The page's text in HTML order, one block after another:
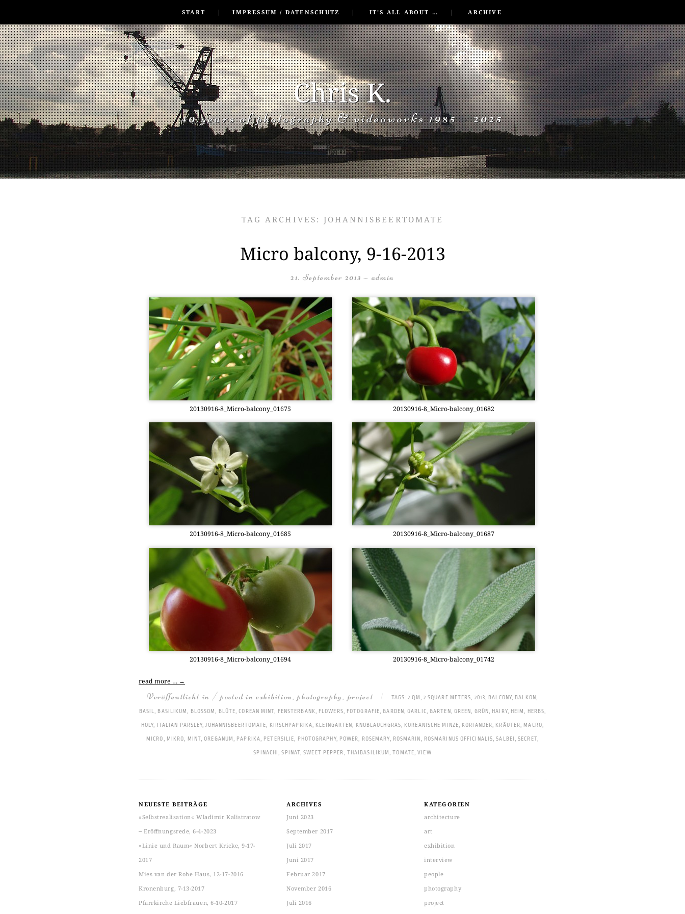
START
IMPRESSUM / DATENSCHUTZ IT’S ALL ABOUT … ARCHIVE
Chris K.
40 years of photography & videoworks 1985 – 2025
TAG ARCHIVES: JOHANNISBEERTOMATE
Micro balcony, 9-16-2013
21. September 2013 — admin
20130916-8_Mi­cro-bal­c­o­ny­_01675 20130916-8_Mi­cro-bal­c­o­ny­_01682
20130916-8_Mi­cro-bal­c­o­ny­_01685 20130916-8_Mi­cro-bal­c­o­ny­_01687
20130916-8_Mi­cro-bal­c­o­ny­_01694 20130916-8_Mi­cro-bal­c­o­ny­_01742
read more … →
Veröffentlicht in / posted inexhibition,photography, project TAGS:2 QM , 2 SQUARE METERS, 2013, BALCONY, BALKON,
BASIL, BASILIKUM, BLOSSOM, BLÜTE,COREAN MINT, FENSTERBANK, FLOWERS, FOTOGRAFIE,GARDEN,GARLIC,GARTEN, GREEN, GRÜN, HAIRY, HEIM, HERBS,
HOLY, ITALIAN PARSLEY,JOHANNISBEERTOMATE, KIRSCHPAPRIKA, KLEINGARTEN, KNOBLAUCHGRAS, KOREANISCHE MINZE, KORIANDER, KRÄUTER, MACRO,
MICRO, MIKRO, MINT,OREGANUM, PAPRIKA, PETERSILIE, PHOTOGRAPHY, POWER, ROSEMARY, ROSMARIN , ROSMARINUS OFFICINALIS,SALBEI ,SECRET,
SPINACHI,SPINAT,SWEET PEPPER, THAIBASILIKUM,TOMATE,VIEW
NEUESTE BEITRÄGE
»Selbstrealisation« Wladimir Kalistratow
‒ Eröffnungsrede, 6-4-2023
»Linie und Raum« Norbert Kricke, 9-17-
2017
Mies van der Rohe Haus, 12-17-2016
Kronenburg, 7-13-2017
Pfarrkirche Liebfrauen, 6-10-2017
ARCHIVES
Juni 2023
September 2017
Juli 2017
Juni 2017
Februar 2017
November 2016
Juli 2016
KATEGORIEN
architecture
art
exhibition
interview
people
photography
project